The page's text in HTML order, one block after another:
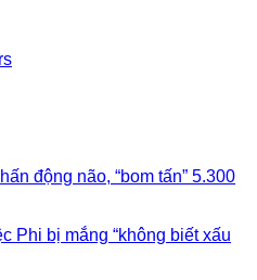
động não, “bom tấn” 5.300
Phi bị mắng “không biết xấu